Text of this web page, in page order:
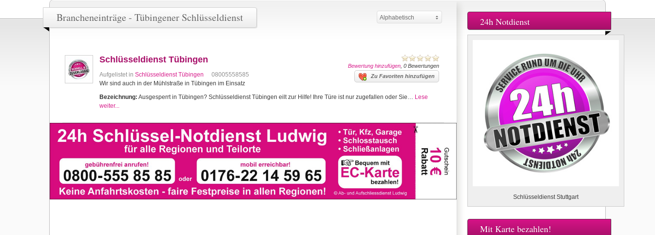
Brancheneinträge - Tübingener Schlüsseldienst Alphabetisch
Bewertung hinzufügen , 0 Bewertungen
Schlüsseldienst Tübingen
Aufgelistet in Schlüsseldienst Tübingen Zu Favoriten hinzufügen
08005558585
Wir sind auch in der Mühlstraße in Tübingen im Einsatz
Bezeichnung: Ausgesperrt in Tübingen? Schlüsseldienst Tübingen eilt zur Hilfe! Ihre Türe ist nur zugefallen oder Sie… Lese
weiter...
24h Notdienst
Schlüsseldienst Stuttgart
Mit Karte bezahlen!